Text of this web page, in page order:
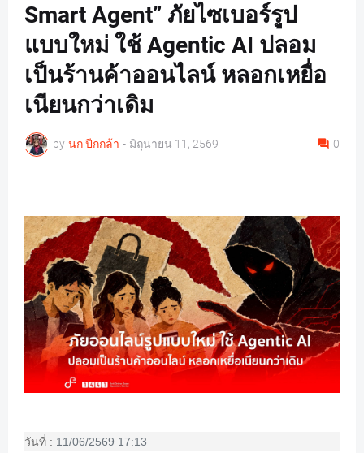
Smart Agent” ภัยไซเบอร์รูป
แบบใหม่ ใช้ Agentic AI ปลอม
เป็นร้านค้าออนไลน์ หลอกเหยื่อ
เนียนกว่าเดิม
by นก ปีกกล้า - มิถุนายน 11, 2569 0
วันที่ : 11/06/2569 17:13